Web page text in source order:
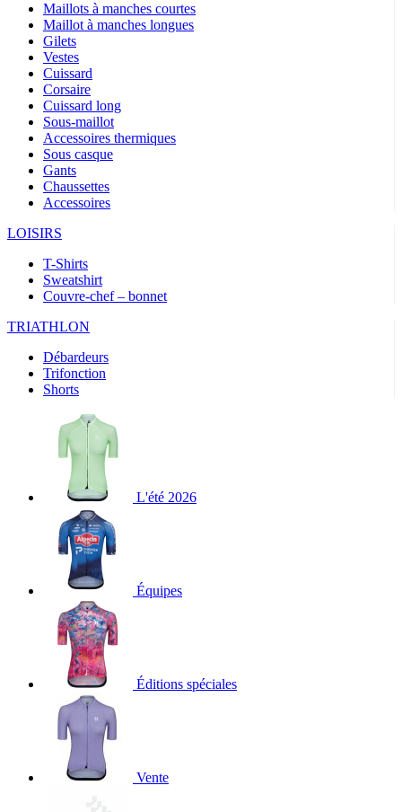
Maillots à manches courtes
Maillot à manches longues
Gilets
Vestes
Cuissard
Corsaire
Cuissard long
Sous-maillot
Accessoires thermiques
Sous casque
Gants
Chaussettes
Accessoires
LOISIRS
T-Shirts
Sweatshirt
Couvre-chef – bonnet
TRIATHLON
Débardeurs
Trifonction
Shorts
L'été 2026
Équipes
Éditions spéciales
Vente